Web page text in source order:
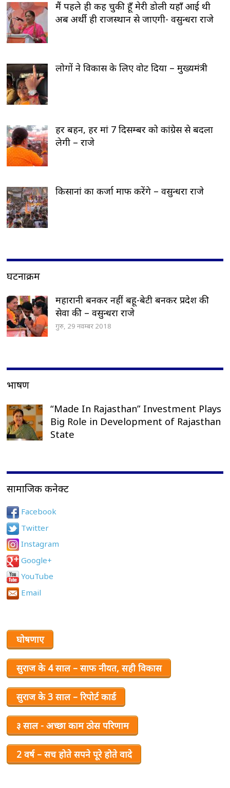
मैं पहले ही कह चुकी हूँ मेरी डोली यहाँ आई थी
अब अर्थी ही राजस्थान से जाएगी- वसुन्धरा राजे
लोगों ने विकास के लिए वोट दिया – मुख्यमंत्री
हर बहन, हर मां 7 दिसम्बर को कांग्रेस से बदला
लेगी – राजे
किसानां का कर्जा माफ करेंगे – वसुन्धरा राजे
घटनाक्रम
महारानी बनकर नहीं बहू-बेटी बनकर प्रदेश की
सेवा की – वसुन्धरा राजे
गुरु, 29 नवम्बर 2018
भाषण
“Made In Rajasthan” Investment Plays
Big Role in Development of Rajasthan
State
सामाजिक कनेक्ट
Facebook
Twitter
Instagram
Google+
YouTube
Email
घोषणाए
सुराज के 4 साल – साफ नीयत, सही विकास
सुराज के 3 साल – रिपोर्ट कार्ड
३ साल - अच्छा काम ठोस परिणाम
2 वर्ष – सच होते सपने पूरे होते वादे